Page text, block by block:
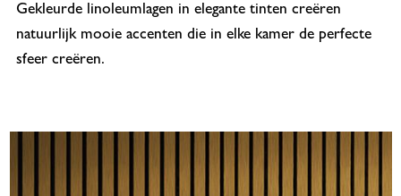
Gekleurde linoleumlagen in elegante tinten creëren
natuurlijk mooie accenten die in elke kamer de perfecte
sfeer creëren.